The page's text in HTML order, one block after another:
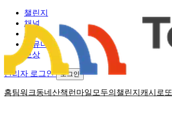
홈팀워크동네산책 런마일 모두의챌린지 캐시로또
챌린지
채널
소식
커뮤니티
보상
관리자 로그인 로그인